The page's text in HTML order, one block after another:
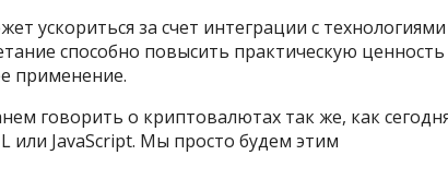
ускориться за счет интеграции с технологиями
способно повысить практическую ценность
применение.
говорить о криптовалютах так же, как
или JavaScript. Мы просто будем этим